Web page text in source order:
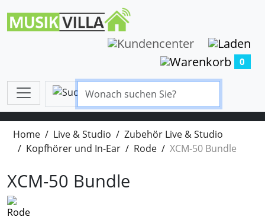
0
Home Live & Studio
Zubehör Live & Studio
Kopfhörer und In-Ear
Rode XCM-50 Bundle
XCM-50 Bundle